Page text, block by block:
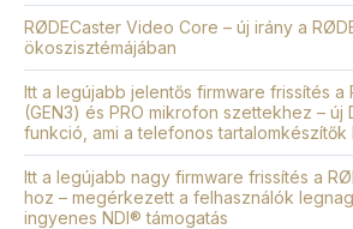
RØDECaster Video Core – új irány a
ökoszisztémájában
Itt a legújabb jelentős firmware frissítés a
(GEN3) és PRO mikrofon szettekhez – új
funkció, ami a telefonos
Itt a legújabb nagy firmware frissítés a
hoz – megérkezett a felhasználók
ingyenes NDI® támogatás